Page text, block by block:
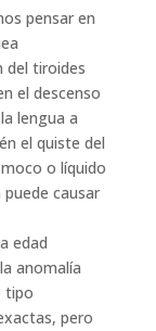
pensar en
del tiroides
el descenso
lengua a
el quiste del
o líquido
causar
edad
anomalía
tipo
pero